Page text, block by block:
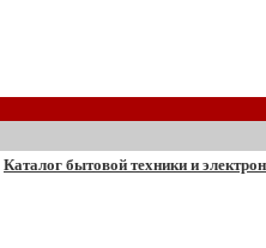
Каталог бытовой техники и